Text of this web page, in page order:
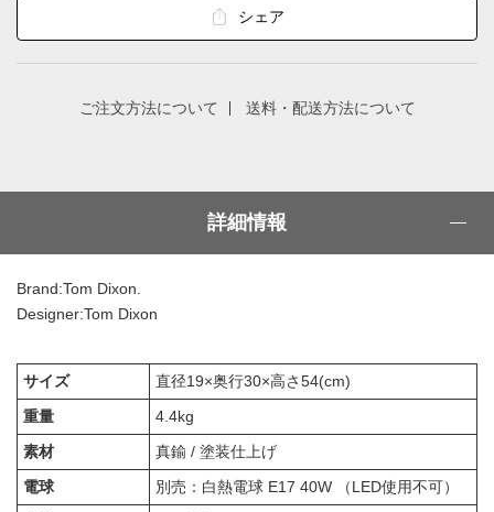
シェア
ご注文方法について 送料・配送方法について
詳細情報
Brand:Tom Dixon.
Designer:Tom Dixon
サイズ
直径19×奥行30×高さ54(cm)
重量
4.4kg
素材
真鍮 / 塗装仕上げ
電球
別売：白熱電球 E17 40W （LED使用不可）